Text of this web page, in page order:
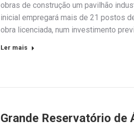
obras de construção um pavilhão
inicial empregará mais de 21 postos
obra licenciada, num investimento
Ler mais
Grande Reservatório de